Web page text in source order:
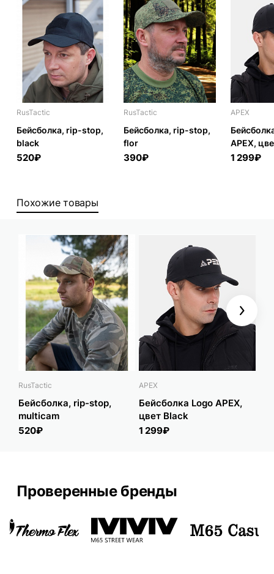
RusTactic
Бейсболка, rip-stop,
black
520₽
RusTactic
Бейсболка, rip-stop,
flor
390₽
APEX
APEX,
1 299₽
Похожие товары
RusTactic
Бейсболка, rip-stop,
multicam
520₽
APEX
Бейсболка Logo APEX,
цвет Black
1 299₽
Next
Проверенные бренды